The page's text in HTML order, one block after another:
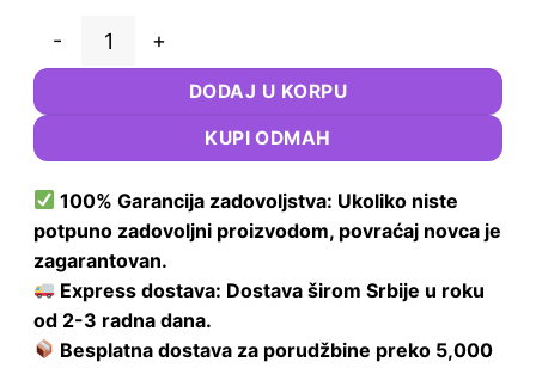
DR. VET MULTIVET – Potpuna podrška za optimalno
DODAJ U KORPU
KUPI ODMAH
100% Garancija zadovoljstva: Ukoliko niste
potpuno zadovoljni proizvodom, povraćaj novca je
zagarantovan.
Express dostava: Dostava širom Srbije u roku
od 2-3 radna dana.
Besplatna dostava za porudžbine preko 5,000